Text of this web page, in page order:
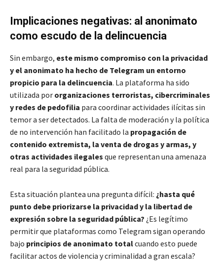
Implicaciones negativas: al anonimato
como escudo de la delincuencia
Sin embargo, este mismo compromiso con la privacidad
y el anonimato ha hecho de Telegram un entorno
propicio para la delincuencia. La plataforma ha sido
utilizada por organizaciones terroristas, cibercriminales
y redes de pedofilia para coordinar actividades ilícitas sin
temor a ser detectados. La falta de moderación y la política
de no intervención han facilitado la propagación de
contenido extremista, la venta de drogas y armas, y
otras actividades ilegales que representan una amenaza
real para la seguridad pública.
Esta situación plantea una pregunta difícil: ¿hasta qué
punto debe priorizarse la privacidad y la libertad de
expresión sobre la seguridad pública? ¿Es legítimo
permitir que plataformas como Telegram sigan operando
bajo principios de anonimato totalcuando esto puede
facilitar actos de violencia y criminalidad a gran escala?